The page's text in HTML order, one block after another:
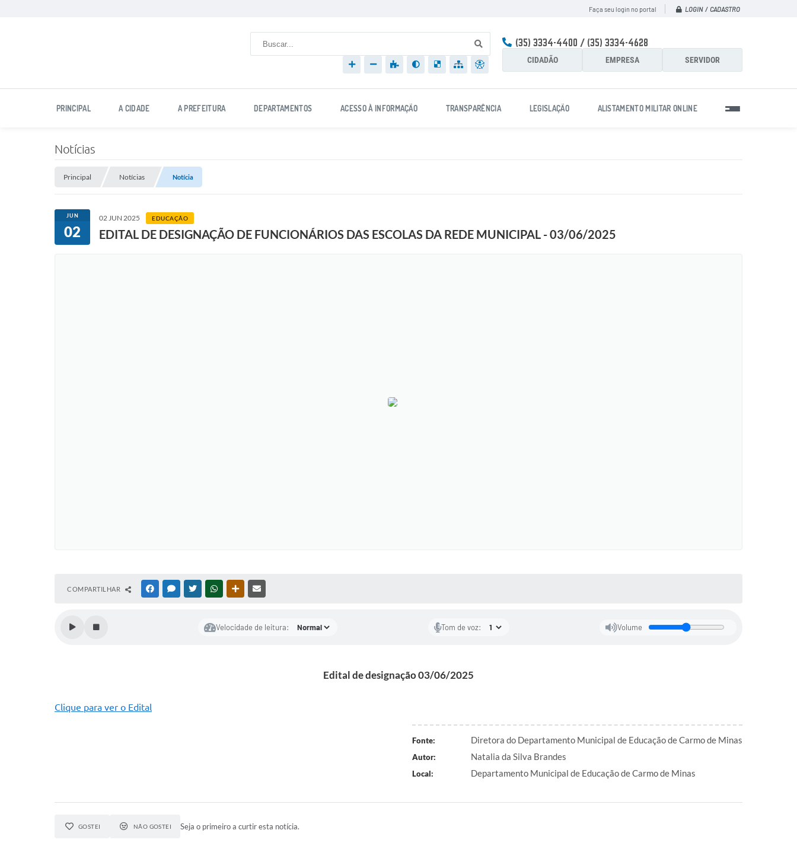
Faça seu login no portal LOGIN / CADASTRO
(35) 3334-4400 / (35) 3334-4628
CIDADÃO EMPRESA SERVIDOR
PRINCIPAL A CIDADE A PREFEITURA DEPARTAMENTOS ACESSO À INFORMAÇÃO TRANSPARÊNCIA LEGISLAÇÃO ALISTAMENTO MILITAR ONLINE
Notícias
Principal Notícias Notícia
JUN
02
02 JUN 2025 EDUCAÇÃO
EDITAL DE DESIGNAÇÃO DE FUNCIONÁRIOS DAS ESCOLAS DA REDE MUNICIPAL - 03/06/2025
COMPARTILHAR FACEBOOKMESSENGER
TWITTERWHATSAPPOUTRAS MÍDIAS
Velocidade de leitura: Tom de voz: Volume
Edital de designação 03/06/2025
Clique para ver o Edital
Fonte: Diretora do Departamento Municipal de Educação de Carmo de Minas
Autor: Natalia da Silva Brandes
Local: Departamento Municipal de Educação de Carmo de Minas
GOSTEI NÃO GOSTEI Seja o primeiro a curtir esta notícia.